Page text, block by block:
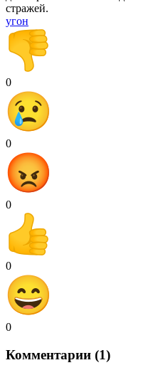
стражей.
угон
0
0
0
0
0
Комментарии (1)